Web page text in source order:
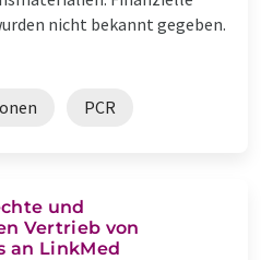
nicht bekannt gegeben.
PCR
und
Vertrieb von
an LinkMed